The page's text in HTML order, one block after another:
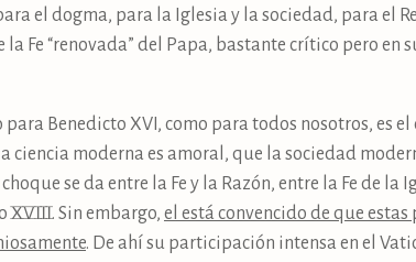
el dogma, para la Iglesia y la sociedad, para el
la Fe “renovada” del Papa, bastante crítico pero
Benedicto XVI, como para todos nosotros, es
ciencia moderna es amoral, que la sociedad
se da entre la Fe y la Razón, entre la Fe de
XVIII. Sin embargo, el está convencido de que
. De ahí su participación intensa en el